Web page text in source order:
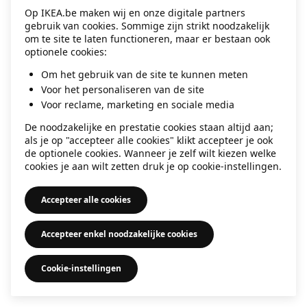
information).
Op IKEA.be maken wij en onze digitale partners
gebruik van cookies. Sommige zijn strikt noodzakelijk
om te site te laten functioneren, maar er bestaan ook
optionele cookies:
Om het gebruik van de site te kunnen meten
Voor het personaliseren van de site
Voor reclame, marketing en sociale media
De noodzakelijke en prestatie cookies staan altijd aan;
als je op "accepteer alle cookies" klikt accepteer je ook
de optionele cookies. Wanneer je zelf wilt kiezen welke
cookies je aan wilt zetten druk je op cookie-instellingen.
Accepteer alle cookies
Accepteer enkel noodzakelijke cookies
Cookie-instellingen